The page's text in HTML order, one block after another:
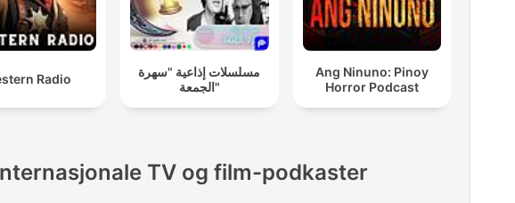
Radio
مسلسلات إذاعية "سهرة
الجمعة"
Ang Ninuno: Pinoy
Horror Podcast
TV og film-podkaster